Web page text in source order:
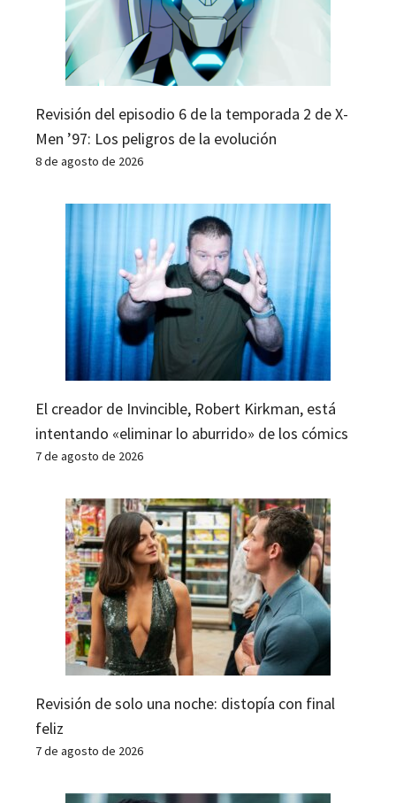
Revisión del episodio 6 de la temporada 2 de X-
Men ’97: Los peligros de la evolución
8 de agosto de 2026
El creador de Invincible, Robert Kirkman, está
intentando «eliminar lo aburrido» de los cómics
7 de agosto de 2026
Revisión de solo una noche: distopía con final
feliz
7 de agosto de 2026